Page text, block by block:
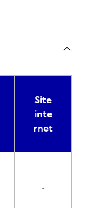
Site
inte
rnet
-